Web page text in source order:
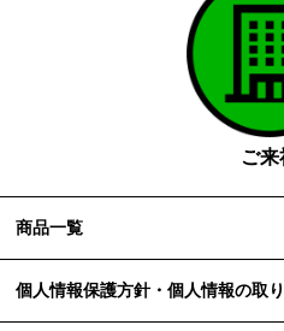
がある場合であって、本人の
国の機関若しくは地方公共団
の定める事務を遂行すること
であって、本人の同意を得る
障を及ぼすおそれがあるとき
当社は個人情報の取扱業務の全部
その際、弊社は、個人情報を適切
していることを条件として委託先
を委託先と締結し、お客様の個人
ご来
商品一覧
個人情報保護方針・個人情報の取